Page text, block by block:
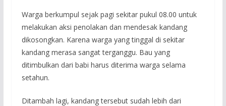
Warga berkumpul sejak pagi sekitar pukul 08.00 untuk
melakukan aksi penolakan dan mendesak kandang
dikosongkan. Karena warga yang tinggal di sekitar
kandang merasa sangat terganggu. Bau yang
ditimbulkan dari babi harus diterima warga selama
setahun.
Ditambah lagi, kandang tersebut sudah lebih dari